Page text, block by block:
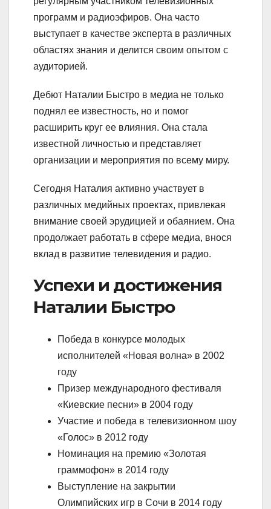
программ и радиоэфиров. Она часто
выступает в качестве эксперта в различных
областях знания и делится своим опытом с
аудиторией.
Дебют Наталии Быстро в медиа не только
поднял ее известность, но и помог
расширить круг ее влияния. Она стала
известной личностью и представляет
организации и мероприятия по всему миру.
Сегодня Наталия активно участвует в
различных медийных проектах, привлекая
внимание своей эрудицией и обаянием. Она
продолжает работать в сфере медиа, внося
вклад в развитие телевидения и радио.
Успехи и достижения
Наталии Быстро
Победа в конкурсе молодых
исполнителей «Новая волна» в 2002
году
Призер международного фестиваля
«Киевские песни» в 2004 году
Участие и победа в телевизионном шоу
«Голос» в 2012 году
Номинация на премию «Золотая
граммофон» в 2014 году
Выступление на закрытии
Олимпийских игр в Сочи в 2014 году